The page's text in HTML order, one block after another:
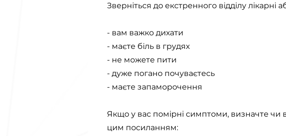
Зверніться до екстренного відділу лікарні
- вам важко дихати
- маєте біль в грудях
- не можете пити
- дуже погано почуваєтесь
- маєте запаморочення
Якщо у вас помірні симптоми, визначте
цим посиланням: